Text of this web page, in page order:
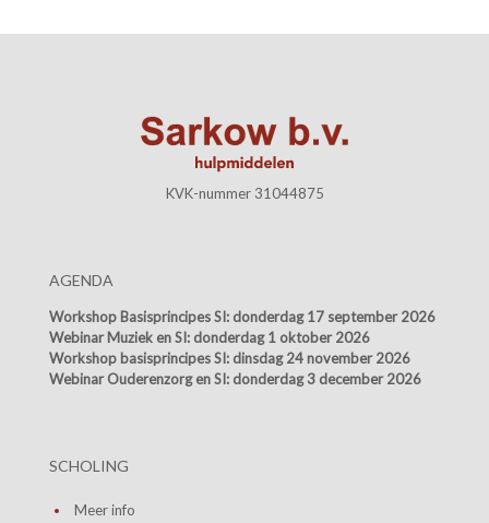
KVK-nummer 31044875
AGENDA
Workshop Basisprincipes SI: donderdag 17 september 2026
Webinar Muziek en SI: donderdag 1 oktober 2026
Workshop basisprincipes SI: dinsdag 24 november 2026
Webinar Ouderenzorg en SI: donderdag 3 december 2026
SCHOLING
Meer info